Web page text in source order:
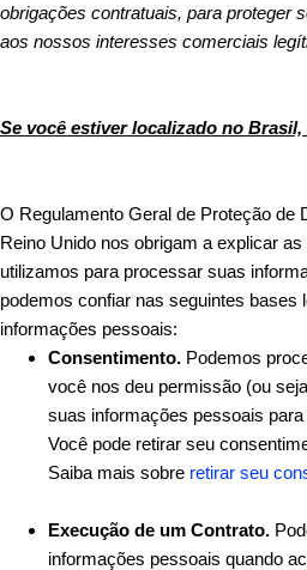
obrigações contratuais, para proteger
aos nossos interesses comerciais
Se você estiver localizado no Brasil,
O Regulamento Geral de Proteção de
Reino Unido nos obrigam a explicar
utilizamos para processar suas
podemos confiar nas seguintes bases
informações pessoais:
Consentimento. Podemos
você nos deu permissão (ou
suas informações pessoais
Você pode retirar seu
Saiba mais sobre retirar seu
Execução de um Contrato.
informações pessoais quando